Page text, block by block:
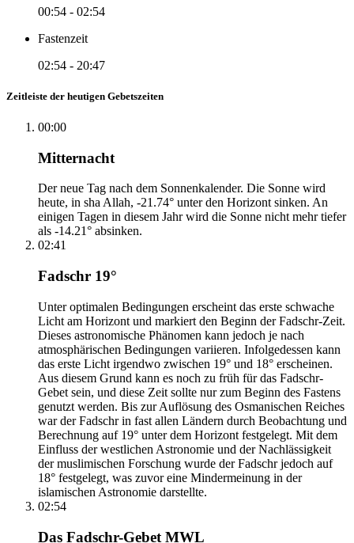
00:54 - 02:54
Fastenzeit
02:54 - 20:47
Zeitleiste der heutigen Gebetszeiten
00:00
Mitternacht
Der neue Tag nach dem Sonnenkalender. Die Sonne wird
heute, in sha Allah, -21.74° unter den Horizont sinken. An
einigen Tagen in diesem Jahr wird die Sonne nicht mehr tiefer
als -14.21° absinken.
02:41
Fadschr 19°
Unter optimalen Bedingungen erscheint das erste schwache
Licht am Horizont und markiert den Beginn der Fadschr-Zeit.
Dieses astronomische Phänomen kann jedoch je nach
atmosphärischen Bedingungen variieren. Infolgedessen kann
das erste Licht irgendwo zwischen 19° und 18° erscheinen.
Aus diesem Grund kann es noch zu früh für das Fadschr-
Gebet sein, und diese Zeit sollte nur zum Beginn des Fastens
genutzt werden. Bis zur Auflösung des Osmanischen Reiches
war der Fadschr in fast allen Ländern durch Beobachtung und
Berechnung auf 19° unter dem Horizont festgelegt. Mit dem
Einfluss der westlichen Astronomie und der Nachlässigkeit
der muslimischen Forschung wurde der Fadschr jedoch auf
18° festgelegt, was zuvor eine Mindermeinung in der
islamischen Astronomie darstellte.
02:54
Das Fadschr-Gebet MWL